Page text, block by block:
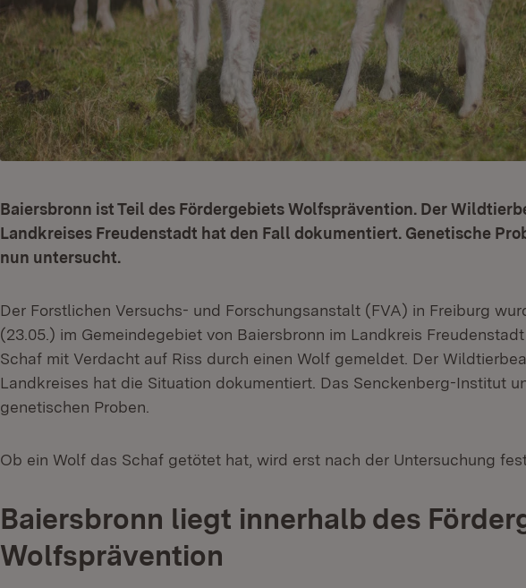
Baiersbronn ist Teil des Fördergebiets Wolfsprävention. Der
Landkreises Freudenstadt hat den Fall dokumentiert. Genetische
nun untersucht.
Der Forstlichen Versuchs- und Forschungsanstalt (FVA) in Freiburg
(23.05.) im Gemeindegebiet von Baiersbronn im Landkreis
Schaf mit Verdacht auf Riss durch einen Wolf gemeldet. Der
Landkreises hat die Situation dokumentiert. Das Senckenberg-Institut
genetischen Proben.
Ob ein Wolf das Schaf getötet hat, wird erst nach der Untersuchung
Baiersbronn liegt innerhalb des
Wolfsprävention